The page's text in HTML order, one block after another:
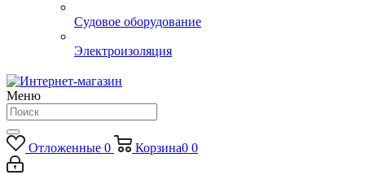
Судовое оборудование
Электроизоляция
Меню
Отложенные 0 Корзина0 0